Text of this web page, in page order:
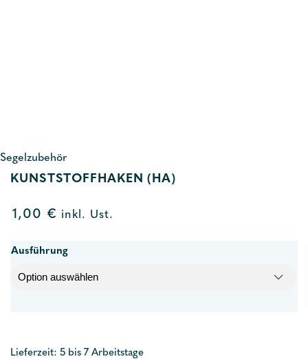
Segelzubehör
KUNSTSTOFFHAKEN (HA)
1,00 € inkl. Ust.
Ausführung
Lieferzeit: 5 bis 7 Arbeitstage